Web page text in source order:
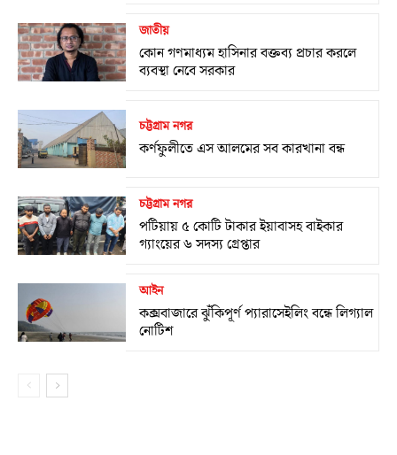
জাতীয়
কোন গণমাধ্যম হাসিনার বক্তব্য প্রচার করলে
ব্যবস্থা নেবে সরকার
চট্টগ্রাম নগর
কর্ণফুলীতে এস আলমের সব কারখানা বন্ধ
চট্টগ্রাম নগর
পটিয়ায় ৫ কোটি টাকার ইয়াবাসহ বাইকার
গ্যাংয়ের ৬ সদস্য গ্রেপ্তার
আইন
কক্সবাজারে ঝুঁকিপূর্ণ প্যারাসেইলিং বন্ধে লিগ্যাল
নোটিশ